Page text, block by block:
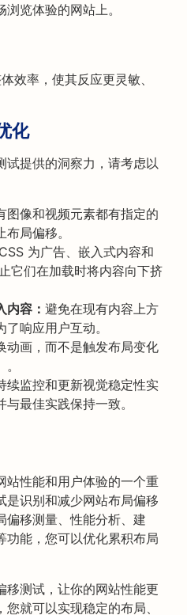
览体验的网站上。
效率，使其反应更灵敏、
化
试提供的洞察力，请考虑以
图像和视频元素都有指定的
局偏移。
为广告、嵌入式内容和
它们在加载时将内容向下挤
内容： 避免在现有内容上方
响应用户互动。
动画，而不是触发布局变化
续监控和更新视觉稳定性实
最佳实践保持一致。
站性能和用户体验的一个重
是识别和减少网站布局偏移
偏移测量、性能分析、建
功能，您可以优化累积布局
移测试，让你的网站性能更
就可以实现稳定的布局、